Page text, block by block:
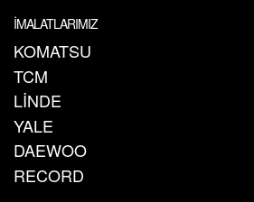
İMALATLARIMIZ
KOMATSU
TCM
LİNDE
YALE
DAEWOO
RECORD